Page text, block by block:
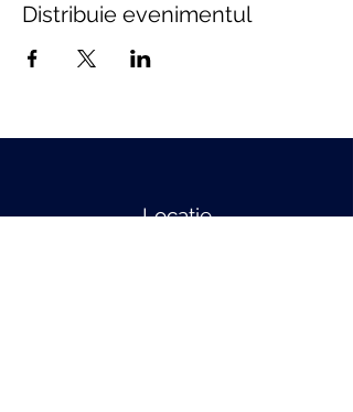
Distribuie evenimentul
Locatie